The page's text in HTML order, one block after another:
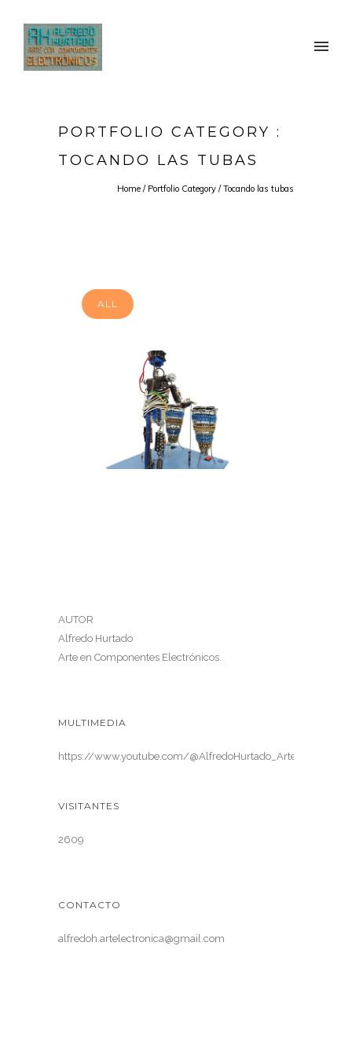
PORTFOLIO CATEGORY :
TOCANDO LAS TUBAS
Home / Portfolio Category /Tocando las tubas
ALL
TOCANDO LAS TUBAS
Tocando las tubas
AUTOR
Alfredo Hurtado
Arte en Componentes Electrónicos.
MULTIMEDIA
https://www.youtube.com/@AlfredoHurtado_ArteElectronica
VISITANTES
2609
CONTACTO
alfredoh.artelectronica@gmail.com